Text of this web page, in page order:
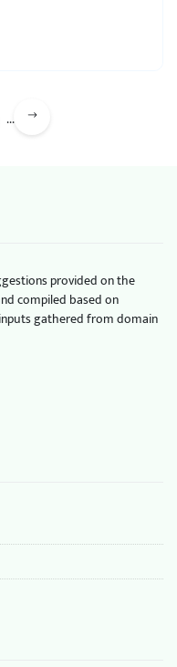
...
provided on the
compiled based on
gathered from domain